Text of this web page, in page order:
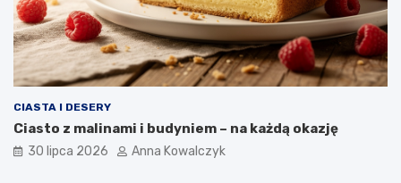
CIASTA I DESERY
Ciasto z malinami i budyniem – na każdą okazję
30 lipca 2026 Anna Kowalczyk